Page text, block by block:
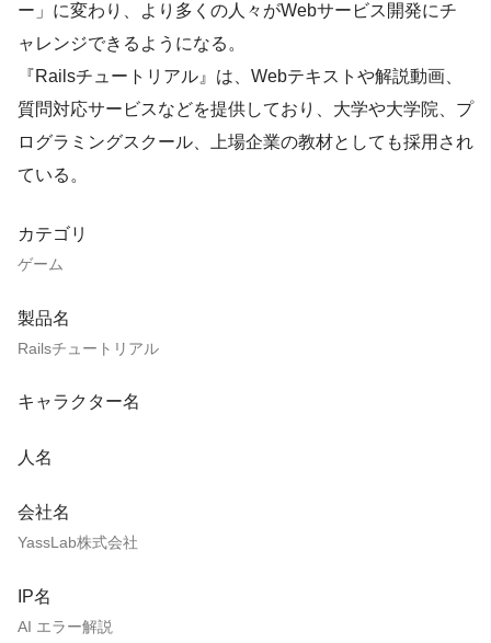
ー」に変わり、より多くの人々がWebサービス開発にチ
ャレンジできるようになる。
『Railsチュートリアル』は、Webテキストや解説動画、
質問対応サービスなどを提供しており、大学や大学院、プ
ログラミングスクール、上場企業の教材としても採用され
ている。
カテゴリ
ゲーム
製品名
Railsチュートリアル
キャラクター名
人名
会社名
YassLab株式会社
IP名
AI エラー解説